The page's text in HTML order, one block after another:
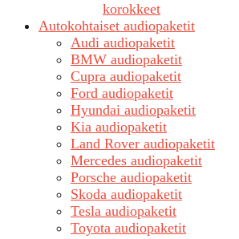
korokkeet
Autokohtaiset audiopaketit
Audi audiopaketit
BMW audiopaketit
Cupra audiopaketit
Ford audiopaketit
Hyundai audiopaketit
Kia audiopaketit
Land Rover audiopaketit
Mercedes audiopaketit
Porsche audiopaketit
Skoda audiopaketit
Tesla audiopaketit
Toyota audiopaketit